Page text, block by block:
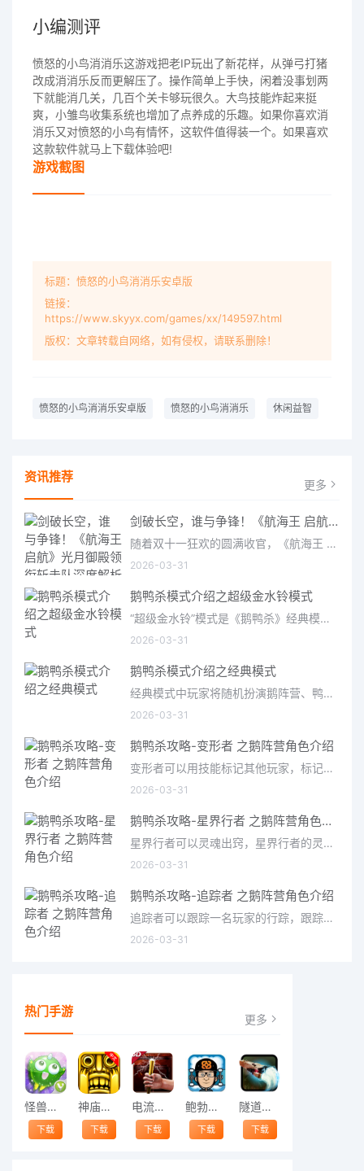
小编测评
愤怒的小鸟消消乐这游戏把老IP玩出了新花样，从弹弓打猪
改成消消乐反而更解压了。操作简单上手快，闲着没事划两
下就能消几关，几百个关卡够玩很久。大鸟技能炸起来挺
爽，小雏鸟收集系统也增加了点养成的乐趣。如果你喜欢消
消乐又对愤怒的小鸟有情怀，这软件值得装一个。如果喜欢
这款软件就马上下载体验吧!
游戏截图
标题：愤怒的小鸟消消乐安卓版
链接：
https://www.skyyx.com/games/xx/149597.html
版权：文章转载自网络，如有侵权，请联系删除！
愤怒的小鸟消消乐安卓版 愤怒的小鸟消消乐 休闲益智
资讯推荐 更多
剑破长空，谁与争锋！《航海王 启航》光月御殿领衔斩击队深度解析
随着双十一狂欢的圆满收官，《航海王 启航》的热度却丝毫未减，玩家们的探索精神与创作热情持续高涨。在大家的
2026-03-31
鹅鸭杀模式介绍之超级金水铃模式
“超级金水铃”模式是《鹅鸭杀》经典模式的一种创新变体，旨在显著提升游戏的策略深度与玩家间的心理博弈强度
2026-03-31
鹅鸭杀模式介绍之经典模式
经典模式中玩家将随机扮演鹅阵营、鸭子阵营、中立阵营当中的一个身份，每个阵营有自己不同的获胜条件。
2026-03-31
鹅鸭杀攻略-变形者 之鹅阵营角色介绍
变形者可以用技能标记其他玩家，标记后再次使用该技能，可以暂时变形成该玩家的样子
2026-03-31
鹅鸭杀攻略-星界行者 之鹅阵营角色介绍
星界行者可以灵魂出窍，星界行者的灵体可以穿越墙壁
2026-03-31
鹅鸭杀攻略-追踪者 之鹅阵营角色介绍
追踪者可以跟踪一名玩家的行踪，跟踪后你将获得一个箭头指引该玩家方位
2026-03-31
热门手游 更多
怪兽跳跃
下载
神庙逃亡中文版
下载
电流急急棒
下载
鲍勃的梦境
下载
隧道逃脱
下载